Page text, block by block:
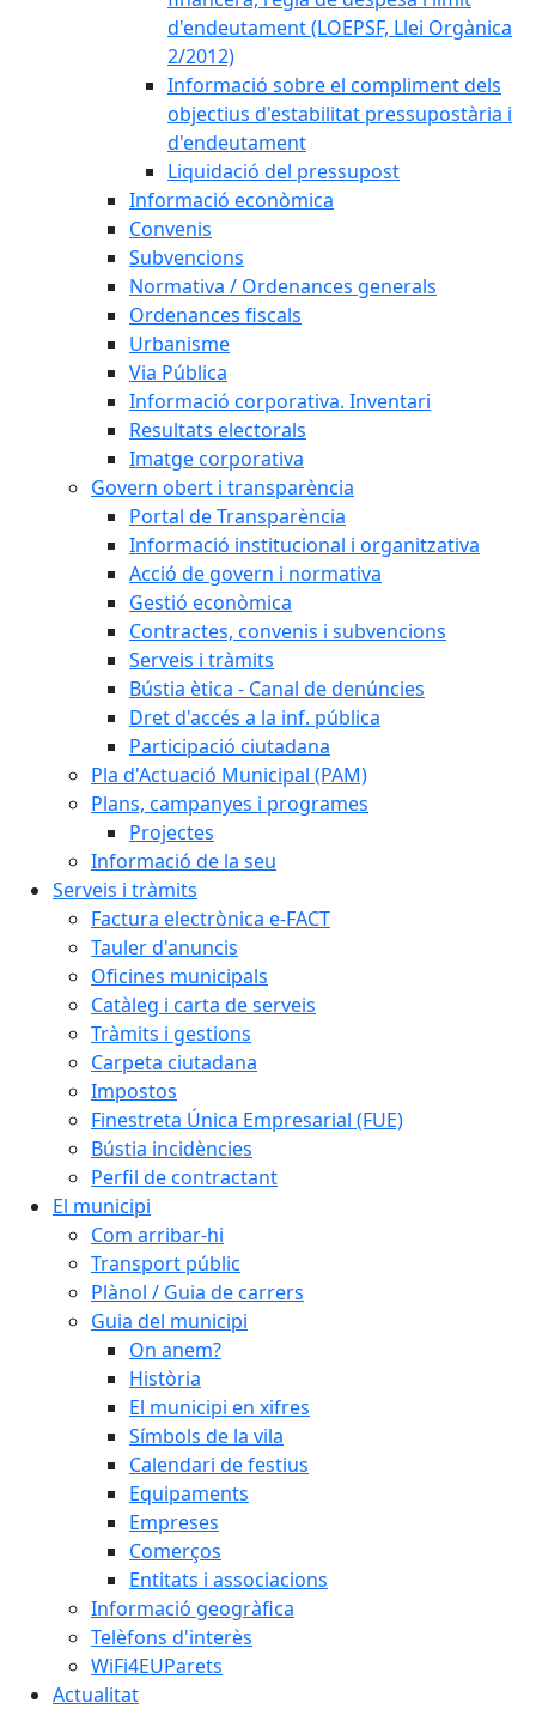
d'endeutament (LOEPSF, Llei Orgànica
2/2012)
Informació sobre el compliment dels
objectius d'estabilitat pressupostària i
d'endeutament
Liquidació del pressupost
Informació econòmica
Convenis
Subvencions
Normativa / Ordenances generals
Ordenances fiscals
Urbanisme
Via Pública
Informació corporativa. Inventari
Resultats electorals
Imatge corporativa
Govern obert i transparència
Portal de Transparència
Informació institucional i organitzativa
Acció de govern i normativa
Gestió econòmica
Contractes, convenis i subvencions
Serveis i tràmits
Bústia ètica - Canal de denúncies
Dret d'accés a la inf. pública
Participació ciutadana
Pla d'Actuació Municipal (PAM)
Plans, campanyes i programes
Projectes
Informació de la seu
Serveis i tràmits
Factura electrònica e-FACT
Tauler d'anuncis
Oficines municipals
Catàleg i carta de serveis
Tràmits i gestions
Carpeta ciutadana
Impostos
Finestreta Única Empresarial (FUE)
Bústia incidències
Perfil de contractant
El municipi
Com arribar-hi
Transport públic
Plànol / Guia de carrers
Guia del municipi
On anem?
Història
El municipi en xifres
Símbols de la vila
Calendari de festius
Equipaments
Empreses
Comerços
Entitats i associacions
Informació geogràfica
Telèfons d'interès
WiFi4EUParets
Actualitat